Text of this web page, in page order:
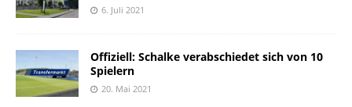
6. Juli 2021
Offiziell: Schalke verabschiedet sich von 10
Spielern
20. Mai 2021